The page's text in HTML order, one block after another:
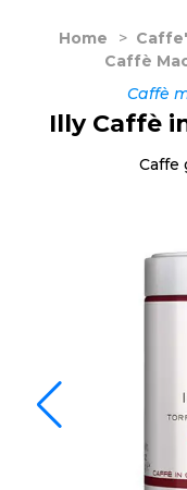
Home > Caffe'
Caffè
Caffè
Illy Caffè
Caffe